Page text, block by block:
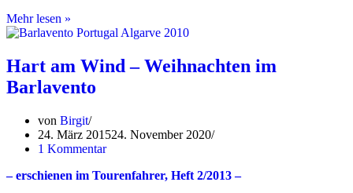
Mehr lesen »
Heimat
Riesengebirge
2012
Hart am Wind – Weihnachten im
Barlavento
von Birgit
24. März 201524. November 2020
1 Kommentar
– erschienen im Tourenfahrer, Heft 2/2013 –